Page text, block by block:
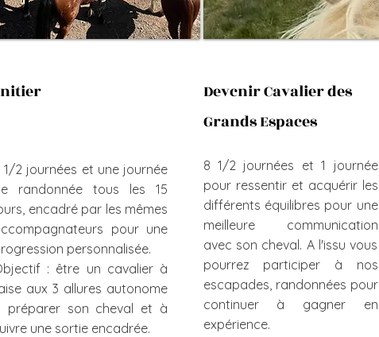
Voir l'agenda
1/2 journées et une journée
randonnée tous les 15
encadré par les mêmes
pour une
personnalisée.
: être un cavalier à
aux 3 allures autonome
préparer son cheval et à
une sortie encadrée.
Devcnir Cavalier des
Grands Espaces
8 1/2 journées et 1 journée
pour ressentir et acquérir les
différents équilibres pour une
meilleure communication
avec son cheval. A l'issu vous
pourrez participer à nos
escapades, randonnées pour
continuer à gagner en
expérience.